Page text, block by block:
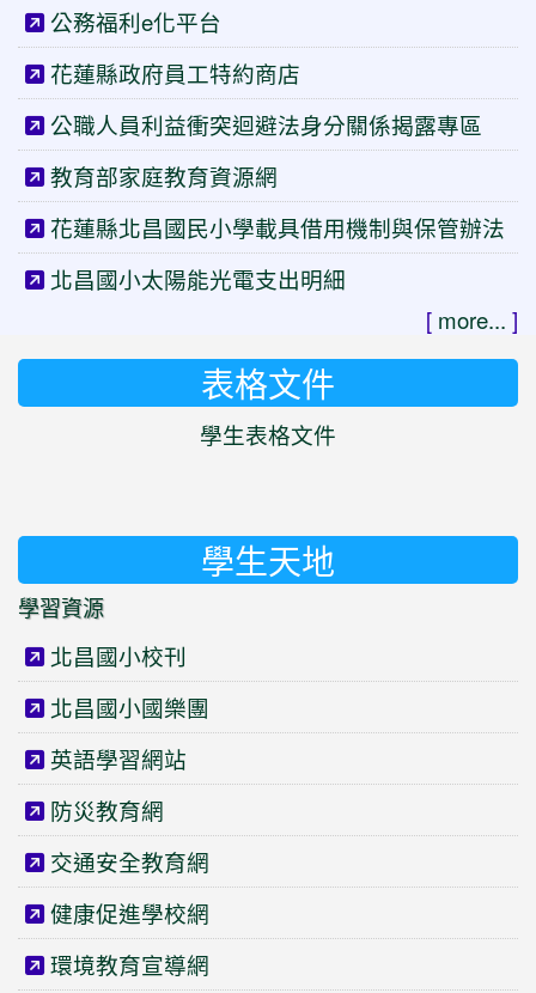
公務福利e化平台
花蓮縣政府員工特約商店
公職人員利益衝突迴避法身分關係揭露專區
教育部家庭教育資源網
花蓮縣北昌國民小學載具借用機制與保管辦法
北昌國小太陽能光電支出明細
[ more... ]
表格文件
學生表格文件
學生天地
學習資源
北昌國小校刊
北昌國小國樂團
英語學習網站
防災教育網
交通安全教育網
健康促進學校網
環境教育宣導網